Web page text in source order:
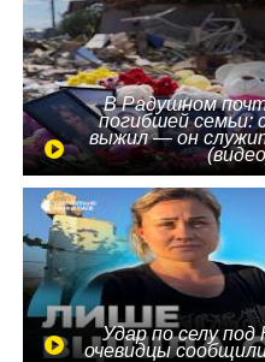
В Радушном
погибшей семьи:
выжил — он
Удар по селу под
очевидцы